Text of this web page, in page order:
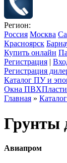
Регион:
Россия Москва
Красноярск
Купить онлайн
Регистрация |
Регистрация
Каталог ПУ и
Окна ПВХ
Главная »
Грунты
Авиапром